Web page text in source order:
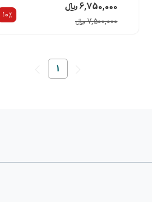
6,750,000 ریالء
10%
7,500,000 ریالء
1